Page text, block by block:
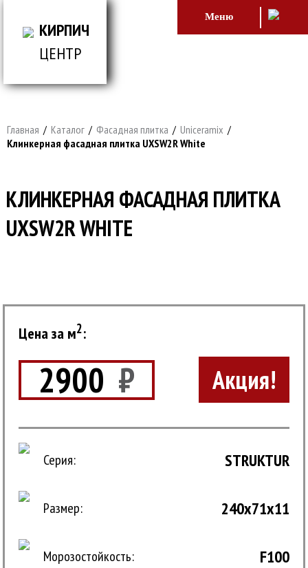
КИРПИЧ
ЦЕНТР
Меню
Главная / Каталог / Фасадная плитка / Uniceramix /
Клинкерная фасадная плитка UXSW2R White
КЛИНКЕРНАЯ ФАСАДНАЯ ПЛИТКА
UXSW2R WHITE
Цена за м2:
2900 ₽ Акция!
Серия: STRUKTUR
Размер: 240x71x11
Морозостойкость: F100